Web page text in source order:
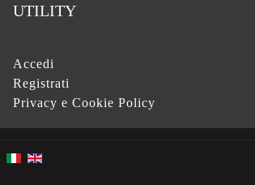
UTILITY
Accedi
Registrati
Privacy e Cookie Policy